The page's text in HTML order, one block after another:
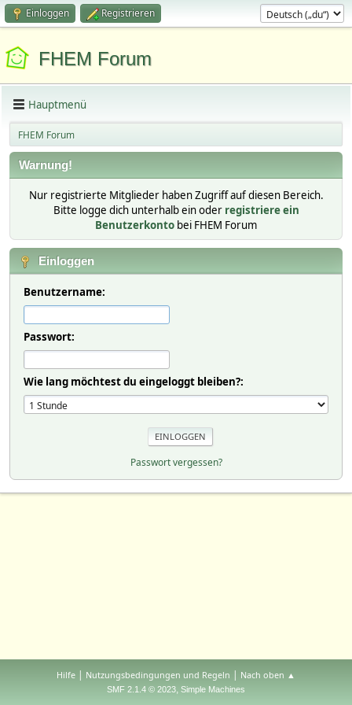
Einloggen Registrieren
FHEM Forum
Hauptmenü
FHEM Forum
Warnung!
Nur registrierte Mitglieder haben Zugriff auf diesen Bereich.
Bitte logge dich unterhalb ein oder registriere ein
Benutzerkonto bei FHEM Forum
Einloggen
Benutzername:
Passwort:
Wie lang möchtest du eingeloggt bleiben?:
Passwort vergessen?
Hilfe | Nutzungsbedingungen und Regeln | Nach oben ▲
SMF 2.1.4 © 2023, Simple Machines